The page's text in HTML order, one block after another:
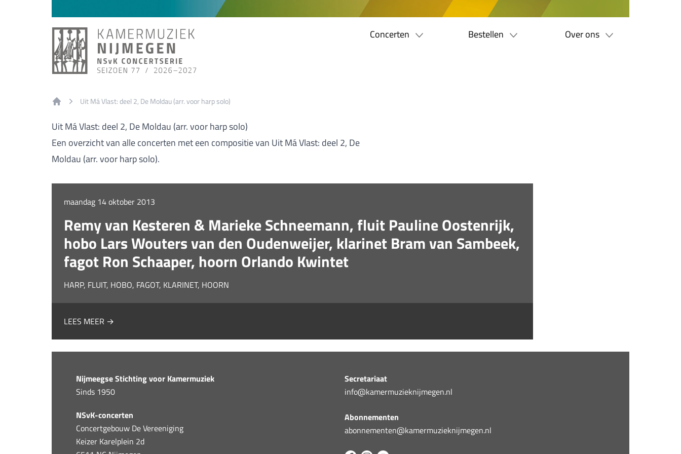
Concerten Bestellen Over ons
Uit Má Vlast: deel 2, De Moldau (arr. voor harp solo)
Uit Má Vlast: deel 2, De Moldau (arr. voor harp solo)
Een overzicht van alle concerten met een compositie van Uit Má Vlast: deel 2, De
Moldau (arr. voor harp solo).
maandag 14 oktober 2013
Remy van Kesteren & Marieke Schneemann, fluit Pauline Oostenrijk,
hobo Lars Wouters van den Oudenweijer, klarinet Bram van Sambeek,
fagot Ron Schaaper, hoorn Orlando Kwintet
HARP, FLUIT, HOBO, FAGOT, KLARINET, HOORN
LEES MEER →
Nijmeegse Stichting voor Kamermuziek
Sinds 1950
NSvK-concerten
Concertgebouw De Vereeniging
Keizer Karelplein 2d
Secretariaat
info@kamermuzieknijmegen.nl
Abonnementen
abonnementen@kamermuzieknijmegen.nl